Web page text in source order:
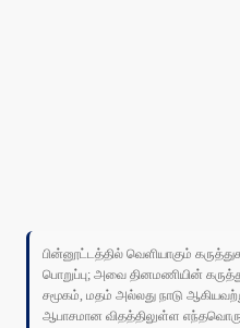
பின்னூட்டத்தில் வெளியாகும்
பொறுப்பு; அவை தினமணியின்
சமூகம், மதம் அல்லது நாடு
ஆபாசமான விதத்திலுள்ள